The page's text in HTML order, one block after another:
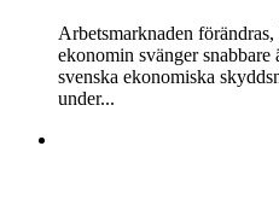
Arbetsmarknaden
ekonomin svänger
svenska ekonomiska
under...